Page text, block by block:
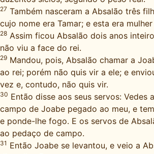
27 Também nasceram a Absalão três
cujo nome era Tamar; e esta era
28 Assim ficou Absalão dois anos
não viu a face do rei.
29 Mandou, pois, Absalão chamar a
ao rei; porém não quis vir a ele; e
vez e, contudo, não quis vir.
30 Então disse aos seus servos: Vedes
campo de Joabe pegado ao meu, e
e ponde-lhe fogo. E os servos de
ao pedaço de campo.
31 Então Joabe se levantou, e veio a